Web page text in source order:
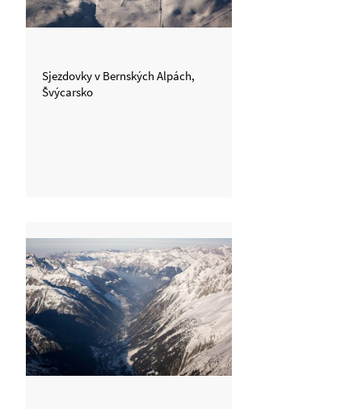
Sjezdovky v Bernských Alpách,
Švýcarsko